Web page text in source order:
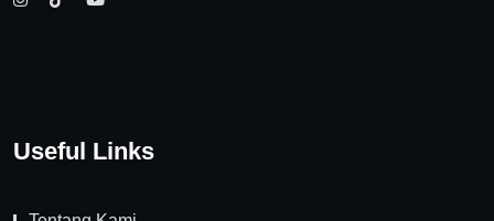
Useful Links